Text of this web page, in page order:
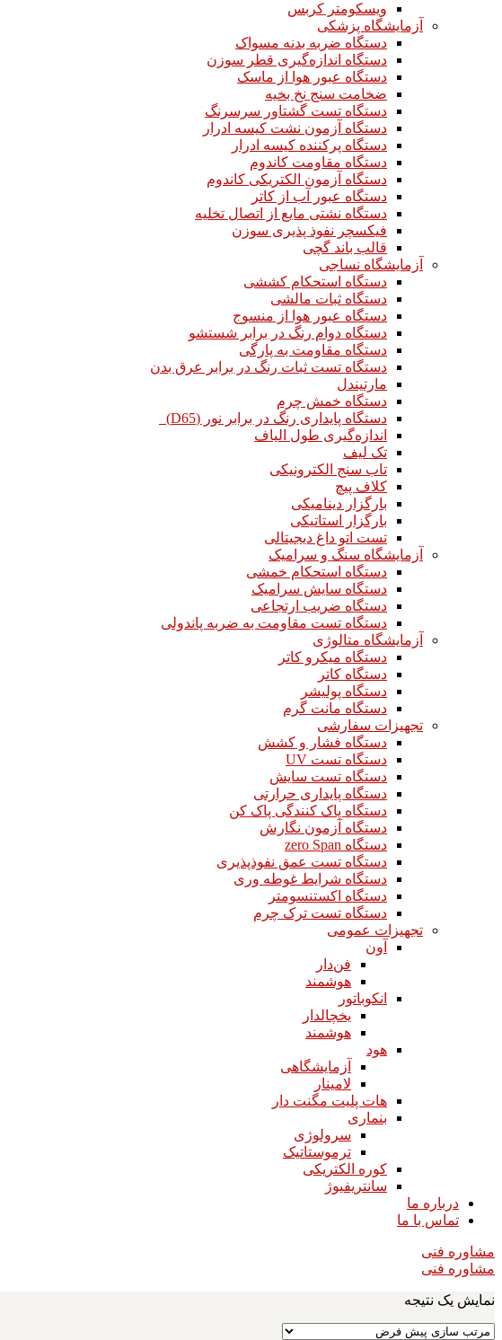
ویسکومتر کربس
آزمایشگاه پزشکی
دستگاه ضربه بدنه مسواک
دستگاه اندازه‌گیری قطر سوزن
دستگاه عبور هوا از ماسک
ضخامت سنج نخ بخیه
دستگاه تست گشتاور سرسرنگ
دستگاه آزمون نشت کیسه ادرار
دستگاه پرکننده کیسه ادرار
دستگاه مقاومت کاندوم
دستگاه آزمون الکتریکی کاندوم
دستگاه عبور آب از کاتر
دستگاه نشتی مایع از اتصال تخلیه
فیکسچر نفوذ پذیری سوزن
قالب باند گچی
آزمایشگاه نساجی
دستگاه استحکام کششی
دستگاه ثبات مالشی
دستگاه عبور هوا از منسوج
دستگاه دوام رنگ در برابر شستشو
دستگاه مقاومت به پارگی
دستگاه تست ثبات رنگ در برابر عرق بدن
مارتیندل
دستگاه خمش چرم
دستگاه پایداری رنگ در برابر نور (D65)
اندازه‌گیری طول الیاف
تک لیف
تاب سنج الکترونیکی
کلاف پیچ
بارگزار دینامیکی
بارگزار استاتیکی
تست اتو داغ دیجیتالی
آزمایشگاه سنگ و سرامیک
دستگاه استحکام خمشی
دستگاه سایش سرامیک
دستگاه ضریب ارتجاعی
دستگاه تست مقاومت به ضربه پاندولی
آزمایشگاه متالوژی
دستگاه میکرو کاتر
دستگاه کاتر
دستگاه پولیشر
دستگاه مانت گرم
تجهیزات سفارشی
دستگاه فشار و کشش
دستگاه تست UV
دستگاه تست سایش
دستگاه پایداری حرارتی
دستگاه پاک کنندگی پاک کن
دستگاه آزمون نگارش
دستگاه zero Span
دستگاه تست عمق نفوذپذیری
دستگاه شرایط غوطه وری
دستگاه اکستنسومتر
دستگاه تست ترک چرم
تجهیزات عمومی
آون
فن‌دار
هوشمند
انکوباتور
یخچالدار
هوشمند
هود
آزمایشگاهی
لامینار​​​​​​​
هات پلیت مگنت دار​​​​​​​
بنماری
سرولوژی
ترموستاتیک
کوره الکتریکی
سانتریفیوژ
درباره ما
تماس با ما
مشاوره فنی
مشاوره فنی
نمایش یک نتیجه